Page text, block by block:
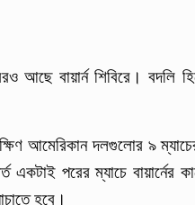
আছে বায়ার্ন শিবিরে। বদলি
আমেরিকান দলগুলোর ৯
একটাই পরের ম্যাচে
হবে।